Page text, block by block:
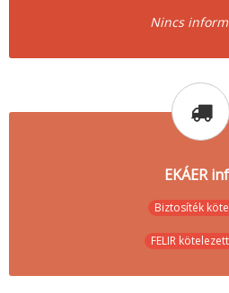
Nincs
EKÁER
Biztosíték
FELIR